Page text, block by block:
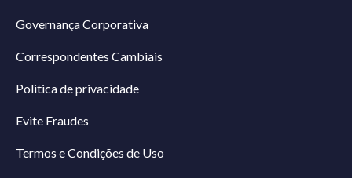
Governança Corporativa
Correspondentes Cambiais
Politica de privacidade
Evite Fraudes
Termos e Condições de Uso